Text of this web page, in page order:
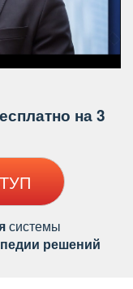
на 3
системы
решений